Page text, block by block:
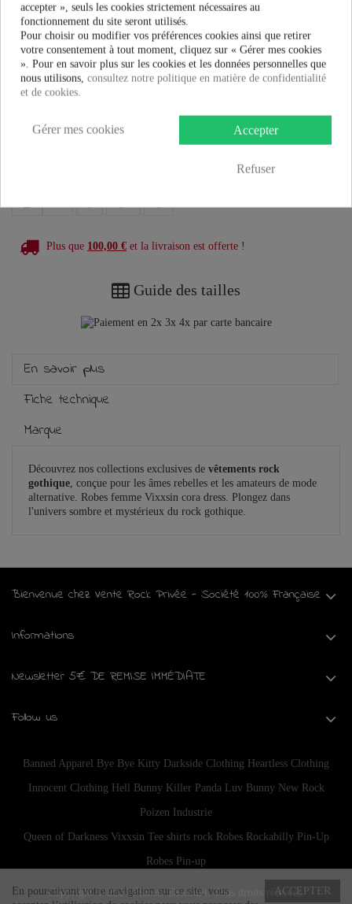
Taille:
Couleur:
Plus que 100,00 € et la livraison est offerte !
Guide des tailles
En savoir plus
Fiche technique
Marque
Découvrez nos collections exclusives de vêtements rock
gothique, conçue pour les âmes rebelles et les amateurs de mode
alternative. Robes femme Vixxsin cora dress. Plongez dans
l'univers sombre et mystérieux du rock gothique.
Bienvenue chez Vente Rock Privée - Société 100% Française
Informations
Newsletter 5€ DE REMISE IMMÉDIATE
Follow us
Banned Apparel Bye Bye Kitty Darkside Clothing Heartless Clothing
Innocent Clothing Hell Bunny Killer Panda Luv Bunny New Rock
Poizen Industrie
Queen of Darkness Vixxsin Tee shirts rock Robes Rockabilly Pin-Up
Robes Pin-up
Copyright © 2024Planete Discount . Tous droits réservés.ACCEPTER
En poursuivant votre navigation sur ce site, vous
accepter », seuls les cookies strictement nécessaires au
fonctionnement du site seront utilisés.
Pour choisir ou modifier vos préférences cookies ainsi que retirer
votre consentement à tout moment, cliquez sur « Gérer mes cookies
». Pour en savoir plus sur les cookies et les données personnelles que
nous utilisons, consultez notre politique en matière de confidentialité
et de cookies.
Accepter
Refuser
Gérer mes cookies